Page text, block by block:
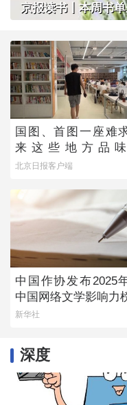
京报读书丨本周书
国图、首图一座难
来这些地方品
香……
北京日报客户端
中国作协发布2025
中国网络文学影响力
新华社
深度